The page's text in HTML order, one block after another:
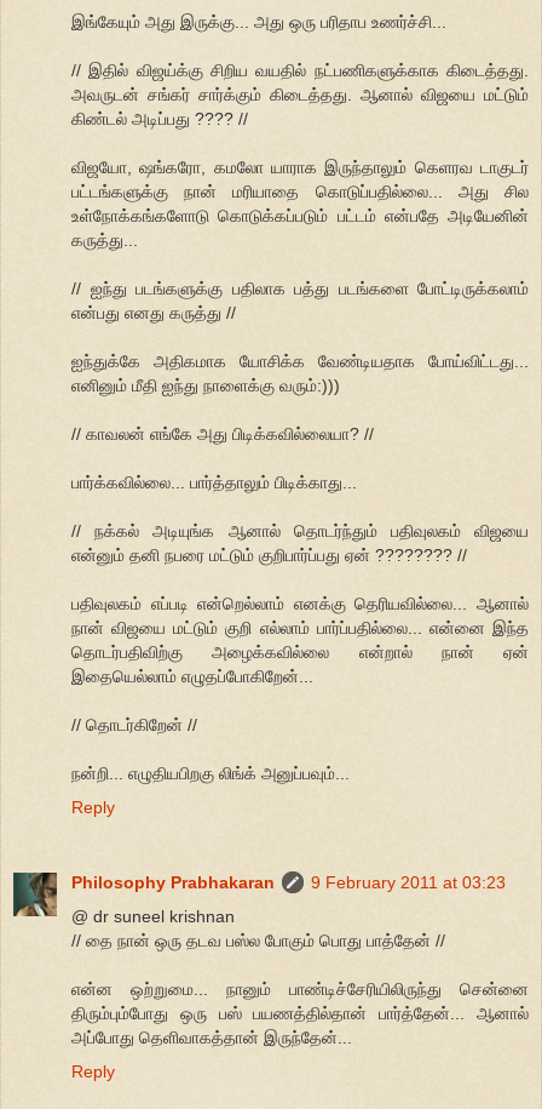
இங்கேயும் அது இருக்கு... அது ஒரு பரிதாப உணர்ச்சி...
// இதில் விஜய்க்கு சிறிய வயதில் நட்பணிகளுக்காக கிடைத்தது.
அவருடன் சங்கர் சார்க்கும் கிடைத்தது. ஆனால் விஜயை மட்டும்
கிண்டல் அடிப்பது ???? //
விஜயோ, ஷங்கரோ, கமலோ யாராக இருந்தாலும் கெளரவ டாகுடர்
பட்டங்களுக்கு நான் மரியாதை கொடுப்பதில்லை... அது சில
உள்நோக்கங்களோடு கொடுக்கப்படும் பட்டம் என்பதே அடியேனின்
கருத்து...
// ஐந்து படங்களுக்கு பதிலாக பத்து படங்களை போட்டிருக்கலாம்
என்பது எனது கருத்து //
ஐந்துக்கே அதிகமாக யோசிக்க வேண்டியதாக போய்விட்டது...
எனினும் மீதி ஐந்து நாளைக்கு வரும்:)))
// காவலன் எங்கே அது பிடிக்கவில்லையா? //
பார்க்கவில்லை... பார்த்தாலும் பிடிக்காது...
// நக்கல் அடியுங்க ஆனால் தொடர்ந்தும் பதிவுலகம் விஜயை
என்னும் தனி நபரை மட்டும் குறிபார்ப்பது ஏன் ???????? //
பதிவுலகம் எப்படி என்றெல்லாம் எனக்கு தெரியவில்லை... ஆனால்
நான் விஜயை மட்டும் குறி எல்லாம் பார்ப்பதில்லை... என்னை இந்த
தொடர்பதிவிற்கு அழைக்கவில்லை என்றால் நான் ஏன்
இதையெல்லாம் எழுதப்போகிறேன்...
// தொடர்கிறேன் //
நன்றி... எழுதியபிறகு லிங்க் அனுப்பவும்...
Reply
Philosophy Prabhakaran
9 February 2011 at 03:23
@ dr suneel krishnan
// தை நான் ஒரு தடவ பஸ்ல போகும் பொது பாத்தேன் //
என்ன ஒற்றுமை... நானும் பாண்டிச்சேரியிலிருந்து சென்னை
திரும்பும்போது ஒரு பஸ் பயணத்தில்தான் பார்த்தேன்... ஆனால்
அப்போது தெளிவாகத்தான் இருந்தேன்...
Reply